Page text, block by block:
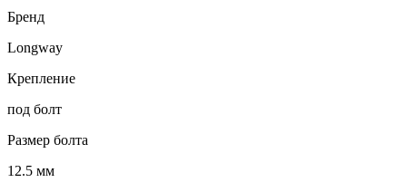
Бренд
Longway
Крепление
под болт
Размер болта
12.5 мм